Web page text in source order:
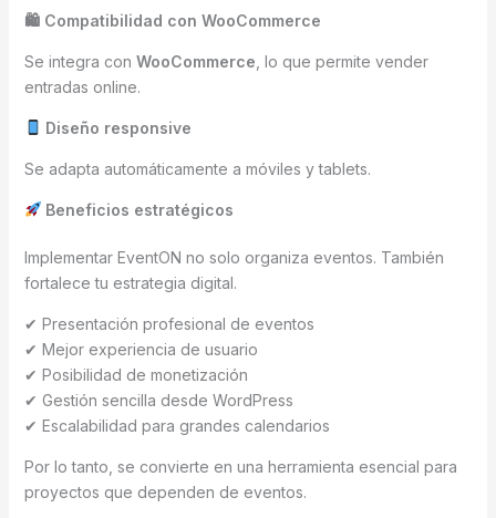
🛍 Compatibilidad con WooCommerce
Se integra con WooCommerce , lo que permite vender
entradas online.
Diseño responsive
Se adapta automáticamente a móviles y tablets.
Beneficios estratégicos
Implementar EventON no solo organiza eventos. También
fortalece tu estrategia digital.
✔ Presentación profesional de eventos
✔ Mejor experiencia de usuario
✔ Posibilidad de monetización
✔ Gestión sencilla desde WordPress
✔ Escalabilidad para grandes calendarios
Por lo tanto, se convierte en una herramienta esencial para
proyectos que dependen de eventos.